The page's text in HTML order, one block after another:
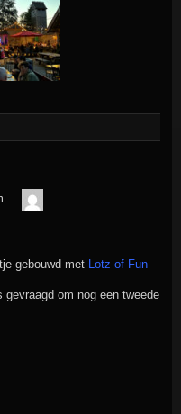
gebouwd met Lotz of Fun
om nog een tweede